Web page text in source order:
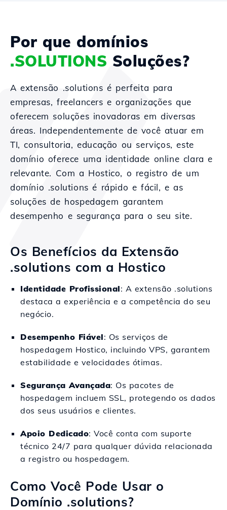
Por que domínios
.SOLUTIONS Soluções?
A extensão .solutions é perfeita para
empresas, freelancers e organizações que
oferecem soluções inovadoras em diversas
áreas. Independentemente de você atuar em
TI, consultoria, educação ou serviços, este
domínio oferece uma identidade online clara e
relevante. Com a Hostico, o registro de um
domínio .solutions é rápido e fácil, e as
soluções de hospedagem garantem
desempenho e segurança para o seu site.
Os Benefícios da Extensão
.solutions com a Hostico
Identidade Profissional: A extensão .solutions
destaca a experiência e a competência do seu
negócio.
Desempenho Fiável: Os serviços de
hospedagem Hostico, incluindo VPS, garantem
estabilidade e velocidades ótimas.
Segurança Avançada: Os pacotes de
hospedagem incluem SSL, protegendo os dados
dos seus usuários e clientes.
Apoio Dedicado: Você conta com suporte
técnico 24/7 para qualquer dúvida relacionada
a registro ou hospedagem.
Como Você Pode Usar o
Domínio .solutions?